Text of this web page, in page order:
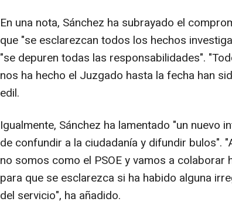
En una nota, Sánchez ha subrayado el
que "se esclarezcan todos los hechos
"se depuren todas las responsabilidades".
nos ha hecho el Juzgado hasta la fecha han
edil.
Igualmente, Sánchez ha lamentado "un nuevo
de confundir a la ciudadanía y difundir bulos".
no somos como el PSOE y vamos a colaborar
para que se esclarezca si ha habido alguna
del servicio", ha añadido.